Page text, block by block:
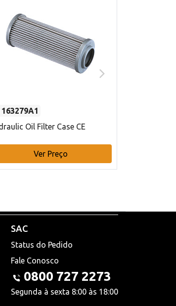
163279A1
Oil Filter Case CE
Ver Preço
SAC
Status do Pedido
Fale Conosco
0800 727 2273
Segunda à sexta 8:00 às 18:00